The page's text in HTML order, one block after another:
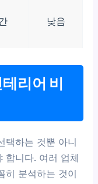
낮음
리어 비
택하는 것뿐 아니
합니다. 여러 업체
히 분석하는 것이